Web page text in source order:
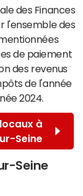
des Finances
l'ensemble des
de paiement
des revenus
de l'année
2024.
à
Seine
Seine